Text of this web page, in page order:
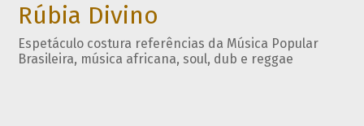
Rúbia Divino
Espetáculo costura referências da Música Popular
Brasileira, música africana, soul, dub e reggae